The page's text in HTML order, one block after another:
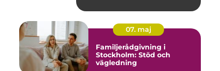
07. maj
Familjerådgivning i
Stockholm: Stöd och
vägledning